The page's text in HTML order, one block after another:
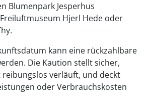
Blumenpark Jesperhus
Hjerl Hede oder
kann eine rückzahlbare
Die Kaution stellt sicher,
verläuft, und deckt
oder Verbrauchskosten